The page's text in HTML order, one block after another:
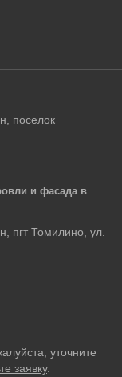
поселок
и фасада в
пгт Томилино, ул.
уточните
заявку.